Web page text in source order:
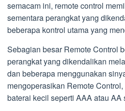
semacam ini, remote control
sementara perangkat yang
beberapa kontrol utama yang
Sebagian besar Remote Control
perangkat yang dikendalikan
dan beberapa menggunakan
mengoperasikan Remote
baterai kecil seperti AAA atau AA